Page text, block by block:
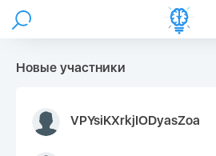
Новые участники
VPYsiKXrkjIODyasZoa